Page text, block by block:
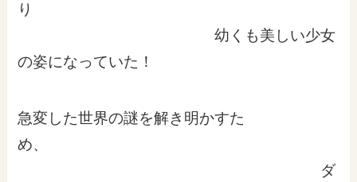
り
幼くも美しい少女
の姿になっていた！
急変した世界の謎を解き明かすた
め、
ダ